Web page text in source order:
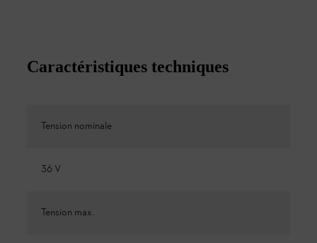
Caractéristiques techniques
Tension nominale
36 V
Tension max.